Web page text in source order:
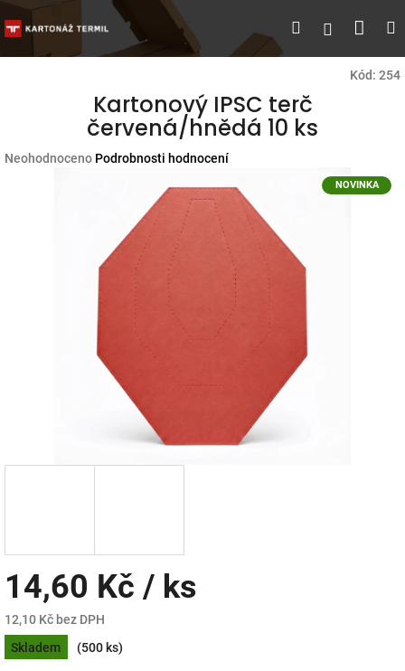
na
HledatPřihlášení
Kód: 254
Kartonový IPSC terč
červená/hnědá 10 ks
Průměrné
Neohodnoceno Podrobnosti hodnocení
NOVINKA
14,60 Kč / ks
12,10 Kč bez DPH
Měrná
cena:
Skladem (500 ks)